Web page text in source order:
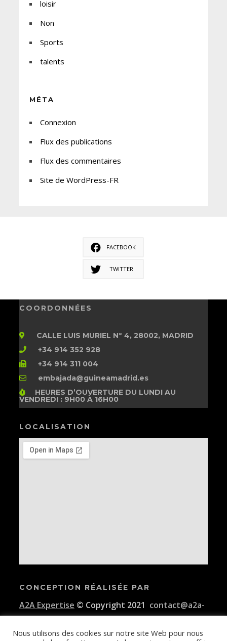
loisir
Non
Sports
talents
MÉTA
Connexion
Flux des publications
Flux des commentaires
Site de WordPress-FR
FACEBOOK
TWITTER
COORDONNÉES
CALLE LUIS MURIEL Nº 4, 28002, MADRID
+34 914 352 928
+34 914 311 004
embajada@guineamadrid.es
HEURES D’OUVERTUREDU LUNDI AU
VENDREDI : 9H00 À 16H00
LOCALISATION
CONCEPTION RÉALISÉE PAR
A2A Expertise © Copyright 2021 contact@a2a-
expertise.com
Nous utilisons des cookies sur notre site Web pour nous